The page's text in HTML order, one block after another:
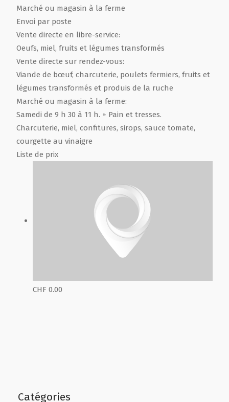
Catégories
Marché ou magasin à la ferme
Envoi par poste
Vente directe en libre-service:
Oeufs, miel, fruits et légumes transformés
Vente directe sur rendez-vous:
Viande de bœuf, charcuterie, poulets fermiers, fruits et
légumes transformés et produis de la ruche
Marché ou magasin à la ferme:
Samedi de 9 h 30 à 11 h. + Pain et tresses.
Charcuterie, miel, confitures, sirops, sauce tomate,
courgette au vinaigre
Liste de prix
CHF 0.00